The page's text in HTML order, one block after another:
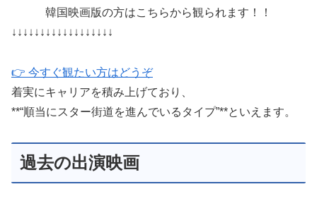
韓国映画版の方はこちらから観られます！！
↓↓↓↓↓↓↓↓↓↓↓↓↓↓↓↓↓↓
👉 今すぐ観たい方はどうぞ
着実にキャリアを積み上げており、
**“順当にスター街道を進んでいるタイプ”**といえます。
過去の出演映画